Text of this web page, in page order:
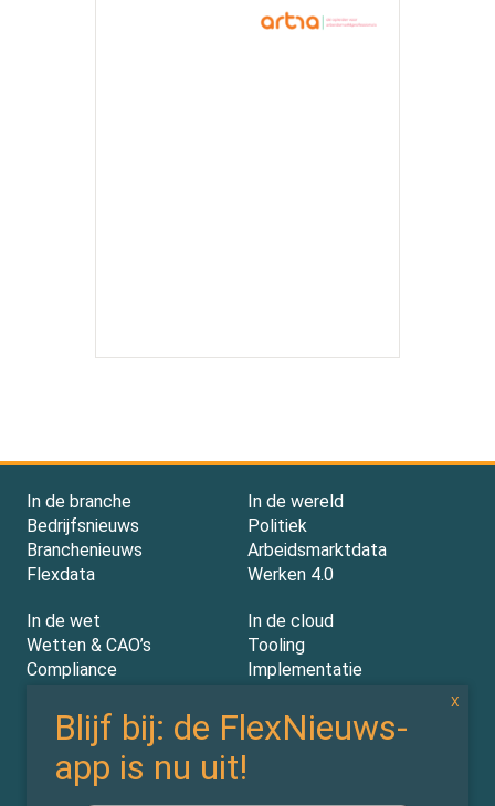
In de branche
Bedrijfsnieuws
Branchenieuws
Flexdata
In de wereld
Politiek
Arbeidsmarktdata
Werken 4.0
In de wet
Wetten & CAO’s
Compliance
In de cloud
Tooling
Implementatie
Experts
Partners
Vacatures
Nieuwsbrief